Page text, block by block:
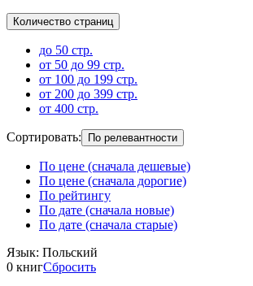
Количество страниц
до 50 стр.
от 50 до 99 стр.
от 100 до 199 стр.
от 200 до 399 стр.
от 400 стр.
Сортировать: По релевантности
По цене (сначала дешевые)
По цене (сначала дорогие)
По рейтингу
По дате (сначала новые)
По дате (сначала старые)
Язык: Польский
0 книгСбросить